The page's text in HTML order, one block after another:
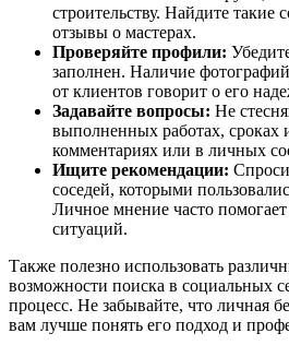
строительству. Найдите такие
отзывы о мастерах.
Проверяйте профили:
заполнен. Наличие
от клиентов говорит о его
Задавайте вопросы: Не
выполненных работах, сроках
комментариях или в личных
Ищите рекомендации:
соседей, которыми
Личное мнение часто
ситуаций.
Также полезно использовать
возможности поиска в социальных
процесс. Не забывайте, что личная
вам лучше понять его подход и